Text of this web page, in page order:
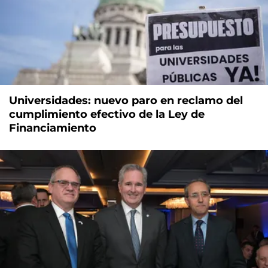
Universidades: nuevo paro en reclamo del
cumplimiento efectivo de la Ley de
Financiamiento